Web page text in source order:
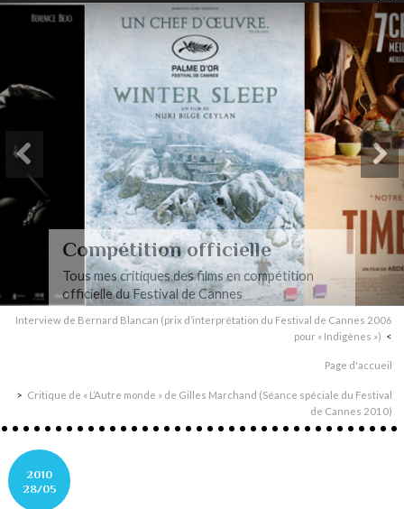
Compétition officielle
Tous mes critiques des films en compétition
officielle du Festival de Cannes
Interview de Bernard Blancan (prix d’interprétation du Festival de Cannes 2006
pour « Indigènes »)
Page d'accueil
Critique de « L’Autre monde » de Gilles Marchand (Séance spéciale du Festival
de Cannes 2010)
2010
28/05